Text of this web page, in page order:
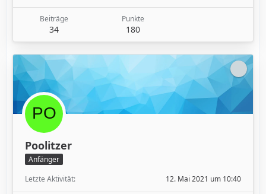
Beiträge
34
Punkte
180
Poolitzer
Anfänger
Letzte Aktivität
12. Mai 2021 um 10:40